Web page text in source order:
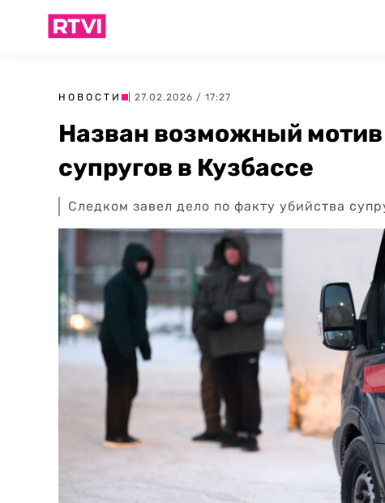
НОВОСТИ | 27.02.2026 / 17:27
Назван возможный мотив
супругов в Кузбассе
Следком завел дело по факту убийства